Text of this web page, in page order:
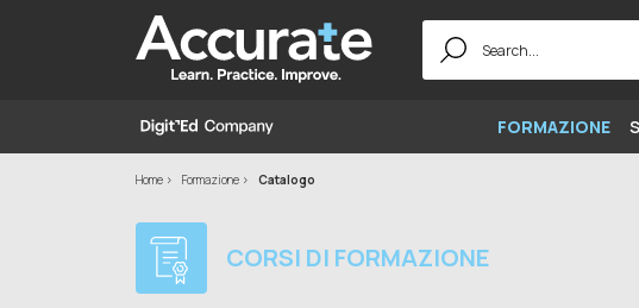
Search
for:
FORMAZIONE
Home Formazione Catalogo
CORSI DI FORMAZIONE